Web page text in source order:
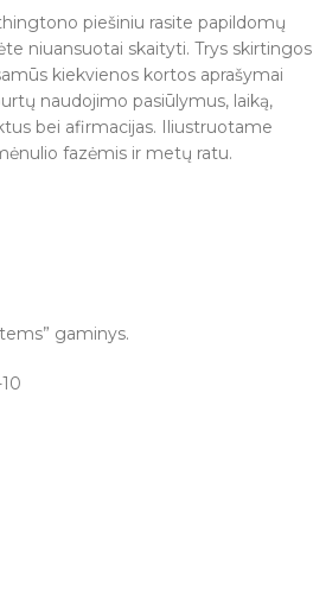
piešiniu rasite papildomų
niuansuotai skaityti. Trys skirtingos
kiekvienos kortos aprašymai
naudojimo pasiūlymus, laiką,
bei afirmacijas. Iliustruotame
fazėmis ir metų ratu.
gaminys.